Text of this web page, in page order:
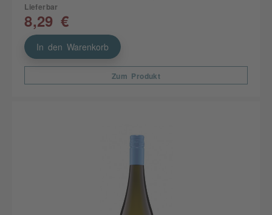
Lieferbar
8,29 €
In den Warenkorb
Zum Produkt